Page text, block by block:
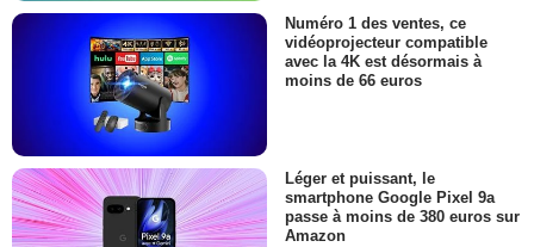
Numéro 1 des ventes, ce
vidéoprojecteur compatible
avec la 4K est désormais à
moins de 66 euros
Léger et puissant, le
smartphone Google Pixel 9a
passe à moins de 380 euros sur
Amazon